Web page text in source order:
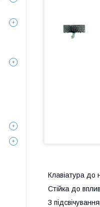
Клавіатура до
Стійка до
З